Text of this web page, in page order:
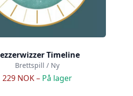
Timeline
Brettspill / Ny
229 NOK – På lager